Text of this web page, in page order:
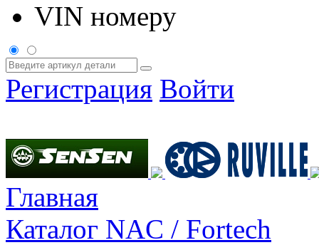
VIN номеру
Регистрация Войти
Главная
Каталог NAC / Fortech